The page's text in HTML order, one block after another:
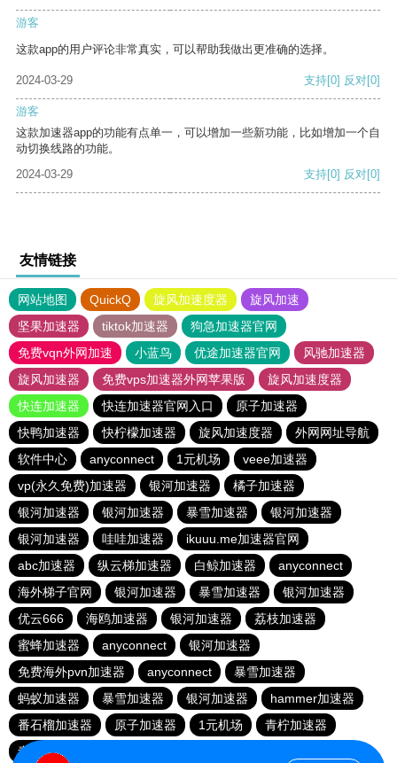
游客
这款app的用户评论非常真实，可以帮助我做出更准确的选择。
2024-03-29 支持[0] 反对[0]
游客
这款加速器app的功能有点单一，可以增加一些新功能，比如增加一个自
动切换线路的功能。
2024-03-29
支持[0] 反对[0]
友情链接
网站地图 QuickQ 旋风加速度器
旋风加速
坚果加速器
tiktok加速器
狗急加速器官网
免费vqn外网加速
小蓝鸟 优途加速器官网
风驰加速器
旋风加速器
免费vps加速器外网苹果版
旋风加速度器
快连加速器
快连加速器官网入口
原子加速器
快鸭加速器
快柠檬加速器 旋风加速度器
外网网址导航
软件中心
anyconnect 1元机场
veee加速器
vp(永久免费)加速器
银河加速器
橘子加速器
银河加速器
银河加速器 暴雪加速器
银河加速器
银河加速器
哇哇加速器
ikuuu.me加速器官网
abc加速器
纵云梯加速器 白鲸加速器
anyconnect
海外梯子官网
银河加速器 暴雪加速器
银河加速器
优云666
海鸥加速器 银河加速器
荔枝加速器
蜜蜂加速器
anyconnect
银河加速器
免费海外pvn加速器
anyconnect
暴雪加速器
蚂蚁加速器
暴雪加速器 银河加速器
hammer加速器
番石榴加速器
原子加速器 1元机场
青柠加速器
青柠加速器